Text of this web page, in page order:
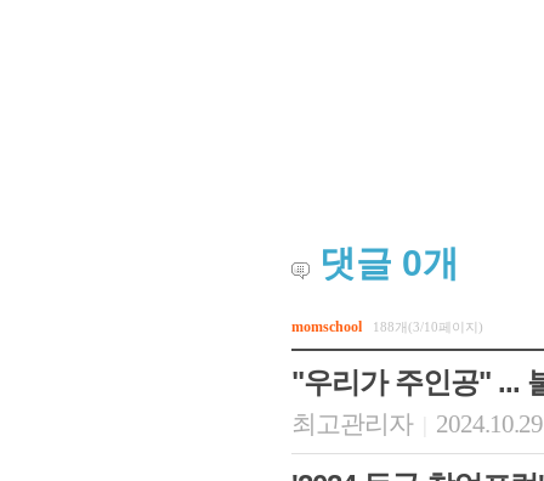
댓글 0개
momschool 188개(3/10페이지)
"우리가 주인공" ...
최고관리자